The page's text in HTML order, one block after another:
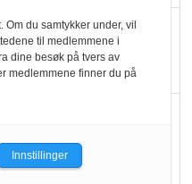
mat i butikken
2025
du samtykker under, vil
til medlemmene i
dine besøk på tvers av
medlemmene finner du på
Innstillinger